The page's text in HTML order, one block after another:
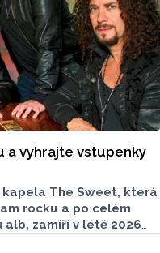
a vyhrajte vstupenky
The Sweet, která
rocku a po celém
alb, zamíří v létě 2026